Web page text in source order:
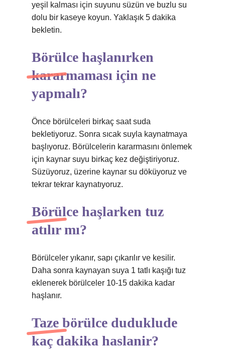
yeşil kalması için suyunu süzün ve buzlu su
dolu bir kaseye koyun. Yaklaşık 5 dakika
bekletin.
Börülce haşlanırken
kararmaması için ne
yapmalı?
Önce börülceleri birkaç saat suda
bekletiyoruz. Sonra sıcak suyla kaynatmaya
başlıyoruz. Börülcelerin kararmasını önlemek
için kaynar suyu birkaç kez değiştiriyoruz.
Süzüyoruz, üzerine kaynar su döküyoruz ve
tekrar tekrar kaynatıyoruz.
Börülce haşlarken tuz
atılır mı?
Börülceler yıkanır, sapı çıkarılır ve kesilir.
Daha sonra kaynayan suya 1 tatlı kaşığı tuz
eklenerek börülceler 10-15 dakika kadar
haşlanır.
Taze börülce duduklude
kaç dakika haslanir?